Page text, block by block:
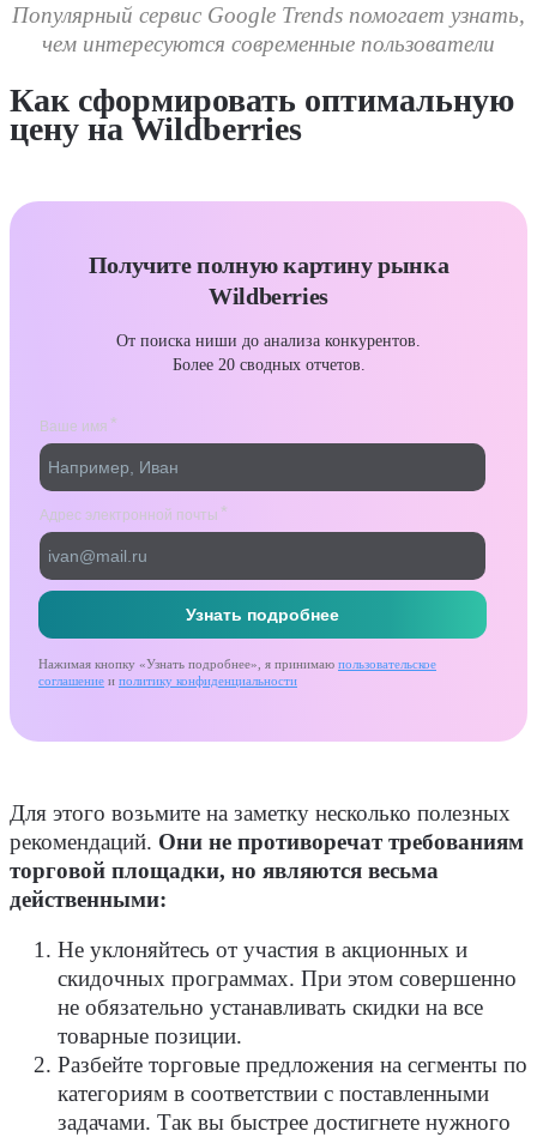
Популярный сервис Google Trends помогает узнать,
чем интересуются современные пользователи
Как сформировать оптимальную
цену на Wildberries
Получите полную картину рынка
Wildberries
От поиска ниши до анализа конкурентов.
Более 20 сводных отчетов.
Нажимая кнопку «Узнать подробнее», я принимаю пользовательское
соглашение и политику конфиденциальности
Для этого возьмите на заметку несколько полезных
рекомендаций. Они не противоречат требованиям
торговой площадки, но являются весьма
действенными:
Не уклоняйтесь от участия в акционных и
скидочных программах. При этом совершенно
не обязательно устанавливать скидки на все
товарные позиции.
Разбейте торговые предложения на сегменты по
категориям в соответствии с поставленными
задачами. Так вы быстрее достигнете нужного